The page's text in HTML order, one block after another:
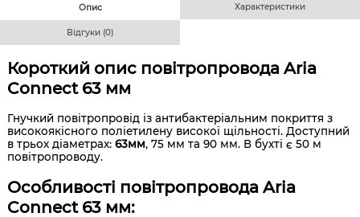
Опис Характеристики
Відгуки (0)
Короткий опис повітропровода Aria
Connect 63 мм
Гнучкий повітропровід із антибактеріальним покриття з
високоякісного поліетилену високої щільності. Доступний
в трьох діаметрах: 63мм, 75 мм та 90 мм. В бухті є 50 м
повітропроводу.
Особливості повітропровода Aria
Connect 63 мм: